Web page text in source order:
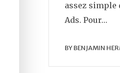
assez simple
Ads. Pour…
BYBENJAMIN